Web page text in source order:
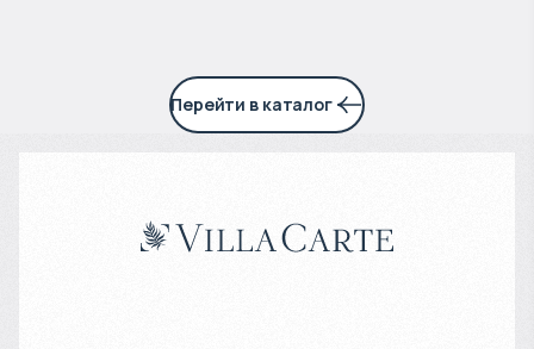
Перейти в каталог